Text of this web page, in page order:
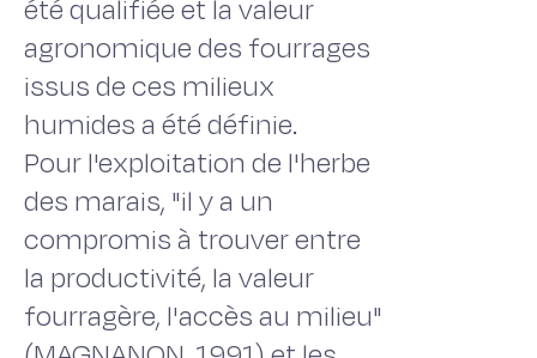
été qualifiée et la valeur
agronomique des fourrages
issus de ces milieux
humides a été définie.
Pour l'exploitation de l'herbe
des marais, "il y a un
compromis à trouver entre
la productivité, la valeur
fourragère, l'accès au milieu"